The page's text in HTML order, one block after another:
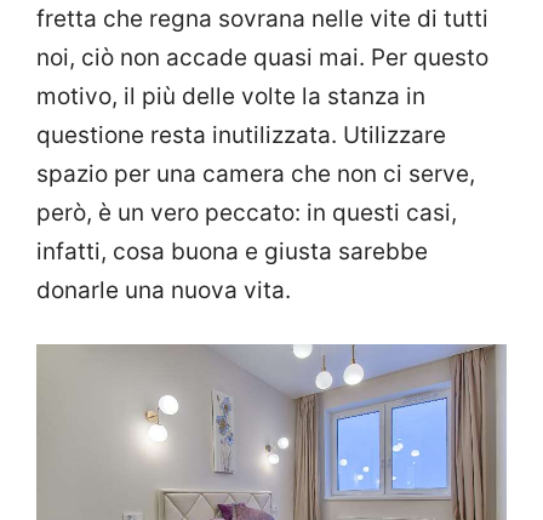
fretta che regna sovrana nelle vite di tutti
noi, ciò non accade quasi mai. Per questo
motivo, il più delle volte la stanza in
questione resta inutilizzata. Utilizzare
spazio per una camera che non ci serve,
però, è un vero peccato: in questi casi,
infatti, cosa buona e giusta sarebbe
donarle una nuova vita.